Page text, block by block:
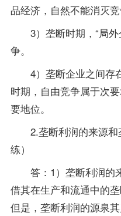
品经济，自然不能消灭竞
3）垄断时期，“局外
争。
4）垄断企业之间存
时期，自由竞争属于次
要地位。
2.垄断利润的来源和
练）
答：1）垄断利润的
借其在生产和流通中的
但是，垄断利润的源泉